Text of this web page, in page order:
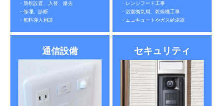
・新規設置、入替、撤去
・修理、診断
・無料導入相談
・レンジフード工事
・浴室換気扇、乾燥機工事
・エコキュートやガス給湯器
通信設備 セキュリティ